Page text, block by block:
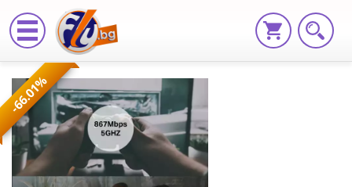
Безжичен
мини
USB
адаптер
-66.01%